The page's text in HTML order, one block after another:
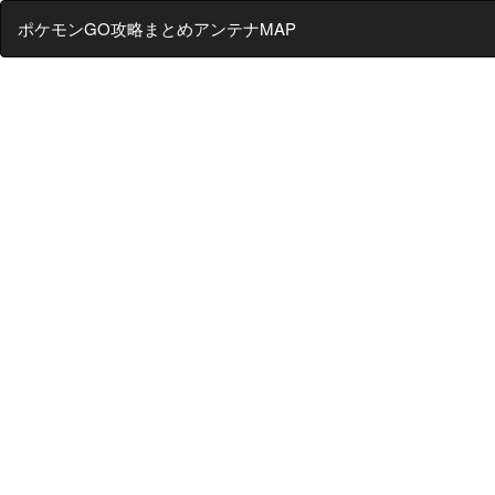
ポケモンGO攻略まとめアンテナMAP